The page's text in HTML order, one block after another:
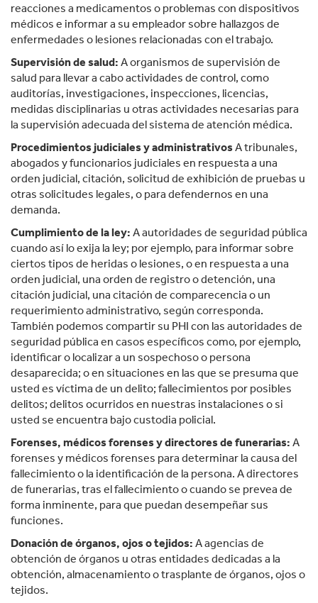
reacciones a medicamentos o problemas con dispositivos
médicos e informar a su empleador sobre hallazgos de
enfermedades o lesiones relacionadas con el trabajo.
Supervisión de salud: A organismos de supervisión de
salud para llevar a cabo actividades de control, como
auditorías, investigaciones, inspecciones, licencias,
medidas disciplinarias u otras actividades necesarias para
la supervisión adecuada del sistema de atención médica.
Procedimientos judiciales y administrativosA tribunales,
abogados y funcionarios judiciales en respuesta a una
orden judicial, citación, solicitud de exhibición de pruebas u
otras solicitudes legales, o para defendernos en una
demanda.
Cumplimiento de la ley: A autoridades de seguridad pública
cuando así lo exija la ley; por ejemplo, para informar sobre
ciertos tipos de heridas o lesiones, o en respuesta a una
orden judicial, una orden de registro o detención, una
citación judicial, una citación de comparecencia o un
requerimiento administrativo, según corresponda.
También podemos compartir su PHI con las autoridades de
seguridad pública en casos específicos como, por ejemplo,
identificar o localizar a un sospechoso o persona
desaparecida; o en situaciones en las que se presuma que
usted es víctima de un delito; fallecimientos por posibles
delitos; delitos ocurridos en nuestras instalaciones o si
usted se encuentra bajo custodia policial.
Forenses, médicos forenses y directores de funerarias: A
forenses y médicos forenses para determinar la causa del
fallecimiento o la identificación de la persona. A directores
de funerarias, tras el fallecimiento o cuando se prevea de
forma inminente, para que puedan desempeñar sus
funciones.
Donación de órganos, ojos o tejidos: A agencias de
obtención de órganos u otras entidades dedicadas a la
obtención, almacenamiento o trasplante de órganos, ojos o
tejidos.